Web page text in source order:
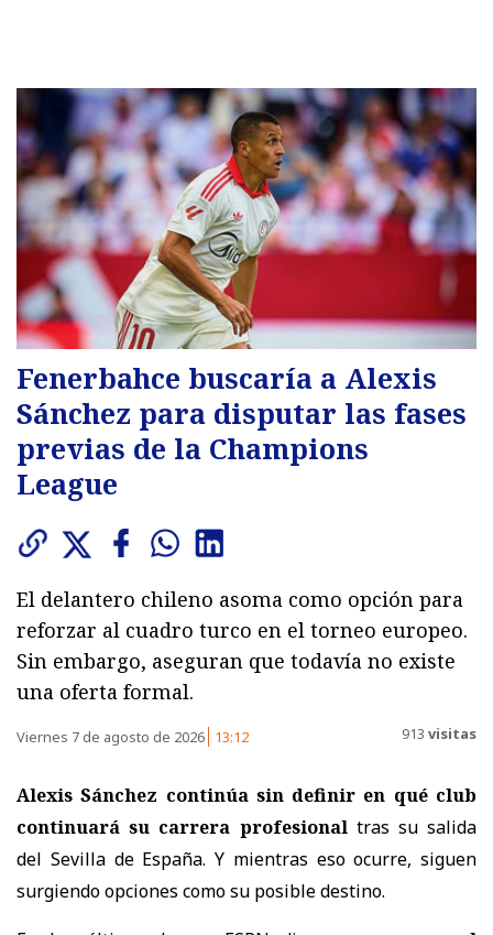
Fenerbahce buscaría a Alexis
Sánchez para disputar las fases
previas de la Champions
League
El delantero chileno asoma como opción para
reforzar al cuadro turco en el torneo europeo.
Sin embargo, aseguran que todavía no existe
una oferta formal.
Viernes 7 de agosto de 2026 13:12 913 visitas
Alexis Sánchez continúa sin definir en qué club
continuará su carrera profesionaltras su salida
del Sevilla de España. Y mientras eso ocurre, siguen
surgiendo opciones como su posible destino.